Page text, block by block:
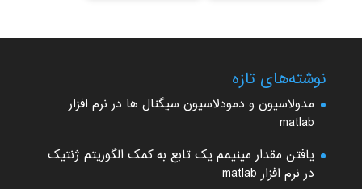
نوشته‌های تازه
مدولاسیون و دمودلاسیون سیگنال ها در نرم افزار
matlab
یافتن مقدار مینیمم یک تابع به کمک الگوریتم ژنتیک
در نرم افزار matlab